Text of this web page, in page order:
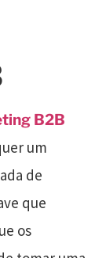
B2B
um
de
que
os